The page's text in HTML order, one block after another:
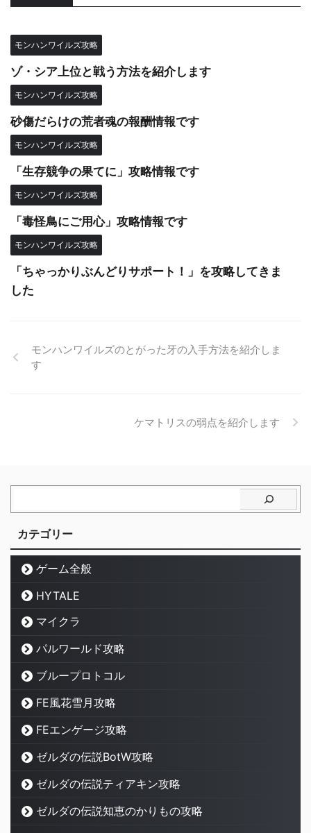
モンハンワイルズ攻略
ゾ・シア上位と戦う方法を紹介します
モンハンワイルズ攻略
砂傷だらけの荒者魂の報酬情報です
モンハンワイルズ攻略
「生存競争の果てに」攻略情報です
モンハンワイルズ攻略
「毒怪鳥にご用心」攻略情報です
モンハンワイルズ攻略
「ちゃっかりぶんどりサポート！」を攻略してきま
した
モンハンワイルズのとがった牙の入手方法を紹介しま
す
ケマトリスの弱点を紹介します
カテゴリー
ゲーム全般
HYTALE
マイクラ
パルワールド攻略
ブループロトコル
FE風花雪月攻略
FEエンゲージ攻略
ゼルダの伝説BotW攻略
ゼルダの伝説ティアキン攻略
ゼルダの伝説知恵のかりもの攻略